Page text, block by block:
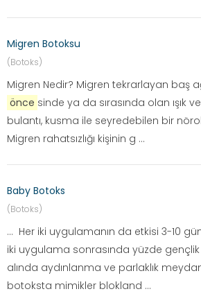
Migren Botoksu
(Botoks)
Migren Nedir? Migren tekrarlayan baş
önce sinde ya da sırasında olan ışık
bulantı, kusma ile seyredebilen bir
Migren rahatsızlığı kişinin g ...
Baby Botoks
(Botoks)
... Her iki uygulamanın da etkisi 3-10
iki uygulama sonrasında yüzde
alında aydınlanma ve parlaklık
botoksta mimikler blokland ...